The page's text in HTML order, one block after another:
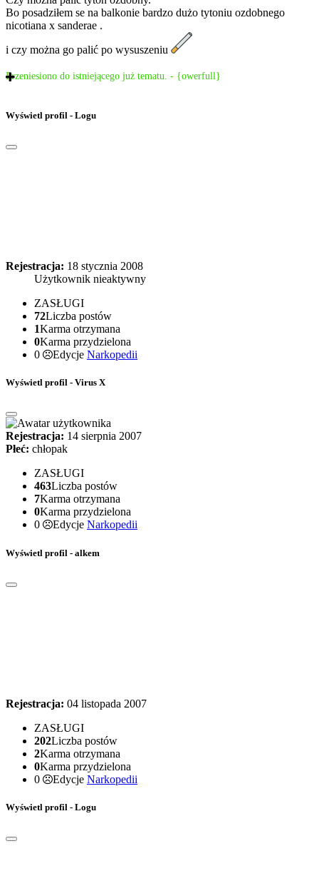
Bo posadziłem se na balkonie bardzo dużo tytoniu ozdobnego
nicotiana x sanderae .
i czy można go palić po wysuszeniu
Przeniesiono do istniejącego już tematu. - {owerfull}
Wyświetl profil - Logu
Rejestracja: 18 stycznia 2008
Użytkownik nieaktywny
ZASŁUGI
72Liczba postów
1Karma otrzymana
0Karma przydzielona
0
Edycje Narkopedii
Wyświetl profil - Virus X
Rejestracja: 14 sierpnia 2007
Płeć: chłopak
ZASŁUGI
463Liczba postów
7Karma otrzymana
0Karma przydzielona
0
Edycje Narkopedii
Wyświetl profil - alkem
Rejestracja: 04 listopada 2007
ZASŁUGI
202Liczba postów
2Karma otrzymana
0Karma przydzielona
0
Edycje Narkopedii
Wyświetl profil - Logu